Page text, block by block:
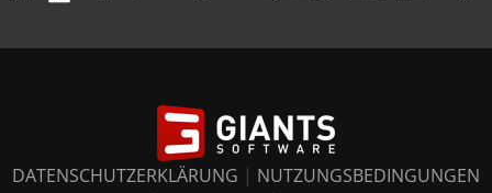
DATENSCHUTZERKLÄRUNG | NUTZUNGSBEDINGUNGEN